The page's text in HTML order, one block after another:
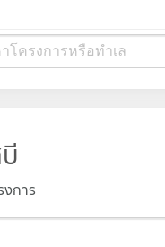
โครงการหรือทำเล
งการ